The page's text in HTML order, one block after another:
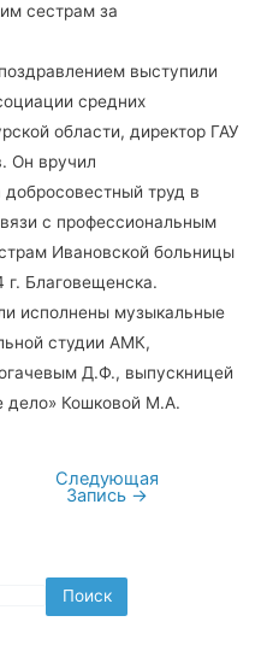
сестрам за
выступили
средних
области, директор ГАУ
Он вручил
труд в
с профессиональным
Ивановской больницы
г. Благовещенска.
исполнены музыкальные
студии АМК,
Д.Ф., выпускницей
дело» Кошковой М.А.
Следующая
Запись →
Поиск